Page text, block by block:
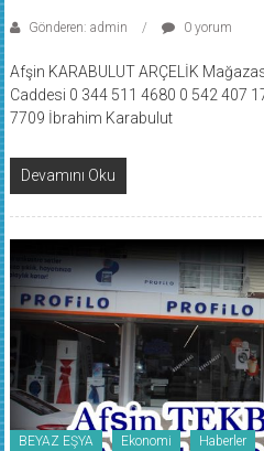
Gönderen: admin 0 yorum
Afşin KARABULUT ARÇELİK
Caddesi 0 344 511 4680 0 542 407
7709 İbrahim Karabulut
Devamını Oku
BEYAZ EŞYA Ekonomi Haberler